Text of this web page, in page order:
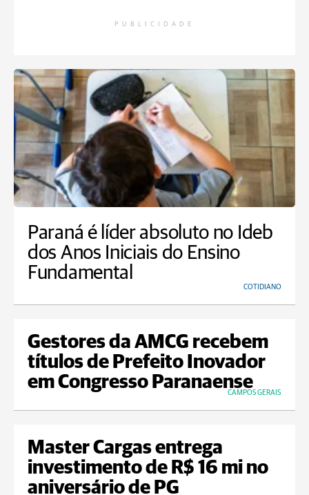
PUBLICIDADE
Paraná é líder absoluto no Ideb
dos Anos Iniciais do Ensino
Fundamental
COTIDIANO
Gestores da AMCG recebem
títulos de Prefeito Inovador
em Congresso Paranaense
CAMPOS GERAIS
Master Cargas entrega
investimento de R$ 16 mi no
aniversário de PG